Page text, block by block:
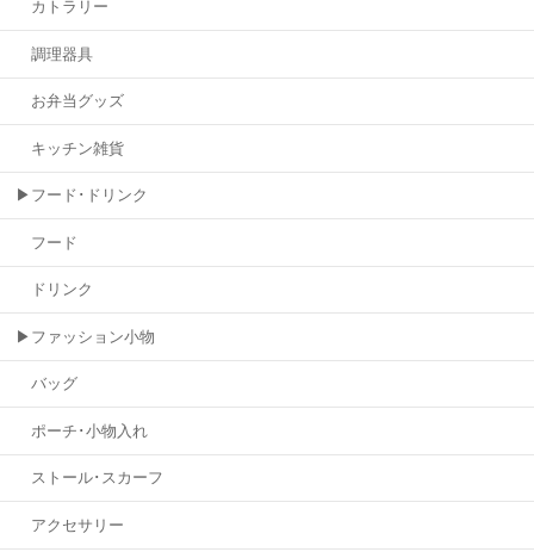
カトラリー
調理器具
お弁当グッズ
キッチン雑貨
▶フード･ドリンク
フード
ドリンク
▶ファッション小物
バッグ
ポーチ･小物入れ
ストール･スカーフ
アクセサリー